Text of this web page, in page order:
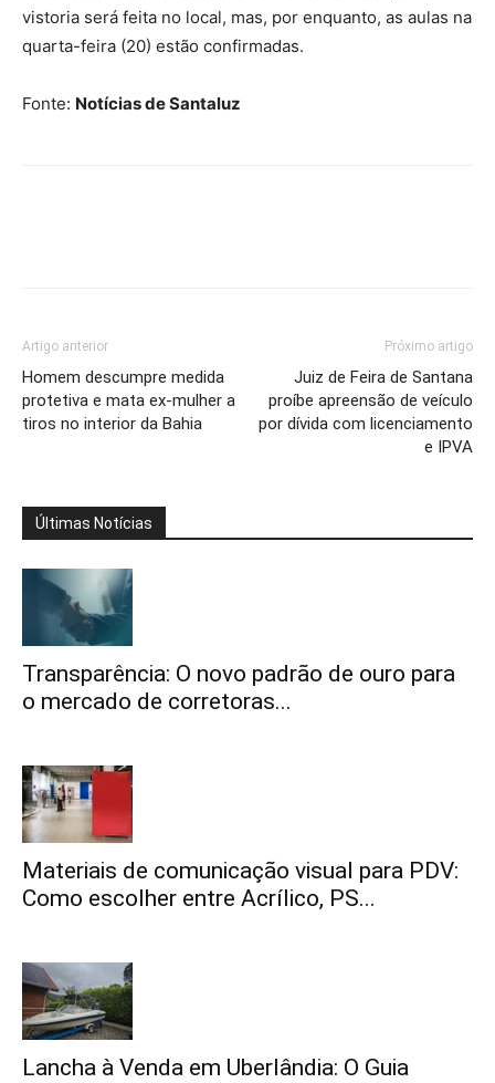
vistoria será feita no local, mas, por enquanto, as aulas na
quarta-feira (20) estão confirmadas.
Fonte: Notícias de Santaluz
Artigo anterior
Homem descumpre medida
protetiva e mata ex-mulher a
tiros no interior da Bahia
Próximo artigo
Juiz de Feira de Santana
proíbe apreensão de veículo
por dívida com licenciamento
e IPVA
Últimas Notícias
Transparência: O novo padrão de ouro para
o mercado de corretoras...
Materiais de comunicação visual para PDV:
Como escolher entre Acrílico, PS...
Lancha à Venda em Uberlândia: O Guia